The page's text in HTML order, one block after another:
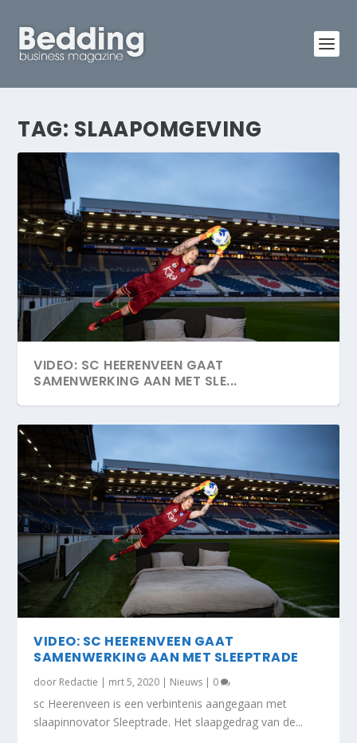
TAG: SLAAPOMGEVING
VIDEO: SC HEERENVEEN GAAT
SAMENWERKING AAN MET SLE...
VIDEO: SC HEERENVEEN GAAT
SAMENWERKING AAN MET SLEEPTRADE
door Redactie | mrt 5, 2020 | Nieuws | 0
sc Heerenveen is een verbintenis aangegaan met
slaapinnovator Sleeptrade. Het slaapgedrag van de...